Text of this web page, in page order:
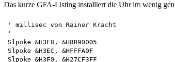
Das kurze GFA-Listing installiert die Uhr im wenig
' millisec von Rainer Kracht
'
Slpoke &H3E8, &H8B90005
Slpoke &H3EC, &HFFFA0F
Slpoke &H3F0, &H27CF3FF